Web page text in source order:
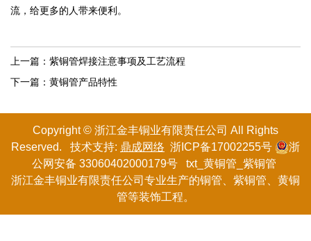
流，给更多的人带来便利。
上一篇： 紫铜管焊接注意事项及工艺流程
下一篇： 黄铜管产品特性
Copyright © 浙江金丰铜业有限责任公司 All Rights
Reserved. 技术支持: 鼎成网络 浙ICP备17002255号
浙
公网安备 33060402000179号
txt_ 黄铜管 紫铜管
浙江金丰铜业有限责任公司专业生产的铜管 、紫铜管、黄铜
管等装饰工程。